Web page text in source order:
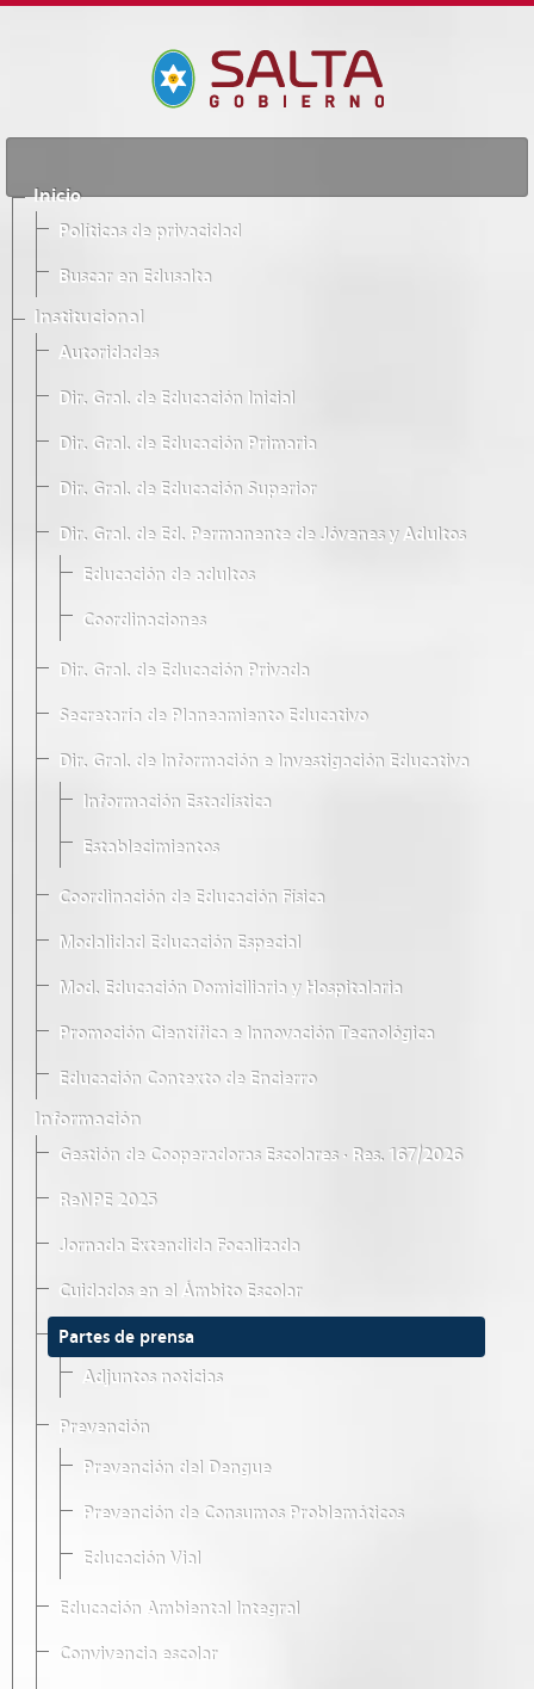
Inicio
Políticas de privacidad
Buscar en Edusalta
Institucional
Autoridades
Dir. Gral. de Educación Inicial
Dir. Gral. de Educación Primaria
Dir. Gral. de Educación Superior
Dir. Gral. de Ed. Permanente de Jóvenes y Adultos
Educación de adultos
Coordinaciones
Dir. Gral. de Educación Privada
Secretaría de Planeamiento Educativo
Dir. Gral. de Información e Investigación Educativa
Información Estadística
Establecimientos
Coordinación de Educación Física
Modalidad Educación Especial
Mod. Educación Domiciliaria y Hospitalaria
Promoción Científica e Innovación Tecnológica
Educación Contexto de Encierro
Información
Gestión de Cooperadoras Escolares · Res. 167/2026
ReNPE 2025
Jornada Extendida Focalizada
Cuidados en el Ámbito Escolar
Partes de prensa
Adjuntos noticias
Prevención
Prevención del Dengue
Prevención de Consumos Problemáticos
Educación Vial
Educación Ambiental Integral
Convivencia escolar